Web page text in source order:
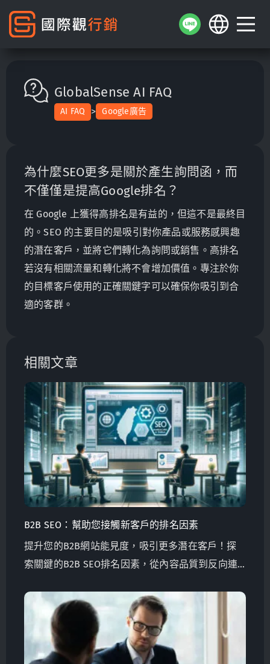
GlobalSense AI FAQ
AI FAQ > Google廣告
為什麼SEO更多是關於產生詢問函，而
不僅僅是提高Google排名？
在 Google 上獲得高排名是有益的，但這不是最終目
的。SEO 的主要目的是吸引對你產品或服務感興趣
的潛在客戶，並將它們轉化為詢問或銷售。高排名
若沒有相關流量和轉化將不會增加價值。專注於你
的目標客戶使用的正確關鍵字可以確保你吸引到合
適的客群。
相關文章
B2B SEO：幫助您接觸新客戶的排名因素
提升您的B2B網站能見度，吸引更多潛在客戶！探
索關鍵的B2B SEO排名因素，從內容品質到反向連